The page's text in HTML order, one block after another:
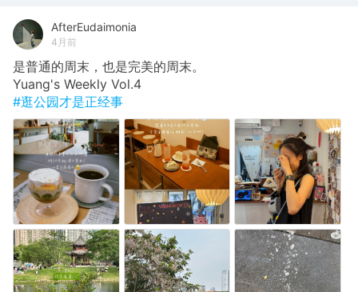
AfterEudaimonia
4月前
是普通的周末，也是完美的周末。
Yuang's Weekly Vol.4
#逛公园才是正经事